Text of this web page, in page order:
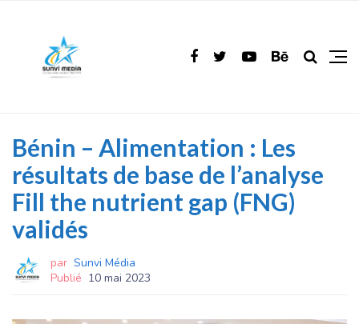
Bénin – Alimentation : Les
résultats de base de l’analyse
Fill the nutrient gap (FNG)
validés
par Sunvi Média
Publié 10 mai 2023